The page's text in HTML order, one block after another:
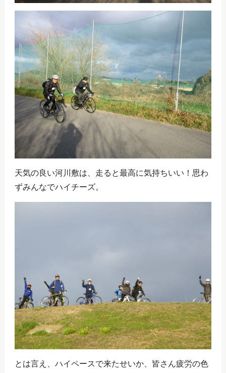
天気の良い河川敷は、走ると最高に気持ちいい！思わ
ずみんなでハイチーズ。
とは言え、ハイペースで来たせいか、皆さん疲労の色